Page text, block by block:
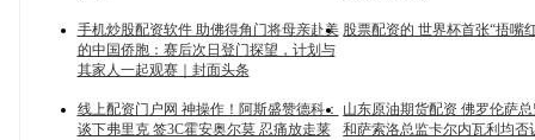
手机炒股配资软件 助佛得角门将母亲赴美
的中国侨胞：赛后次日登门探望，计划与
其家人一起观赛｜封面头条
股票配资的 世界杯首张“捂嘴
线上配资门户网 神操作！阿斯盛赞德科：
谈下弗里克 签3C霍安奥尔莫 忍痛放走莱
山东原油期货配资 佛罗伦萨
和萨索洛总监卡尔内瓦利均否